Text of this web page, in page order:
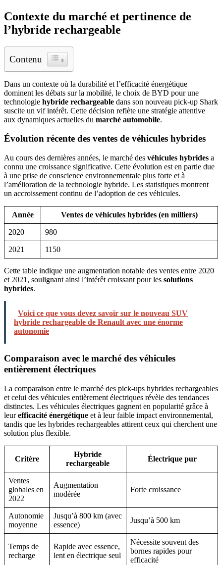
Contexte du marché et pertinence de
l’hybride rechargeable
Contenu
Dans un contexte où la durabilité et l’efficacité énergétique
dominent les débats sur la mobilité, le choix de BYD pour une
technologie hybride rechargeable dans son nouveau pick-up Shark
suscite un vif intérêt. Cette décision reflète une stratégie attentive
aux dynamiques actuelles du marché automobile.
Évolution récente des ventes de véhicules hybrides
Au cours des dernières années, le marché des véhicules hybrides a
connu une croissance significative. Cette évolution est en partie due
à une prise de conscience environnementale plus forte et à
l’amélioration de la technologie hybride. Les statistiques montrent
un accroissement continu de l’adoption de ces véhicules.
Année Ventes de véhicules hybrides (en milliers)
2020 980
2021 1150
Cette table indique une augmentation notable des ventes entre 2020
et 2021, soulignant ainsi l’intérêt croissant pour les solutions
hybrides.
Voici ce que vous devez savoir sur le nouveau SUV
hybride rechargeable de Renault avec une énorme
autonomie
Comparaison avec le marché des véhicules
entièrement électriques
La comparaison entre le marché des pick-ups hybrides rechargeables
et celui des véhicules entièrement électriques révèle des tendances
distinctes. Les véhicules électriques gagnent en popularité grâce à
leurefficacité énergétique et à leur faible impact environnemental,
tandis que les hybrides rechargeables attirent ceux qui cherchent une
solution plus flexible.
Critère
Hybride
rechargeable
Électrique pur
Ventes
globales en
2022
Augmentation
modérée
Forte croissance
Autonomie
moyenne
Jusqu’à 800 km (avec
essence)
Jusqu’à 500 km
Temps de
recharge
Rapide avec essence,
lent en électrique seul
Nécessite souvent des
bornes rapides pour
efficacité